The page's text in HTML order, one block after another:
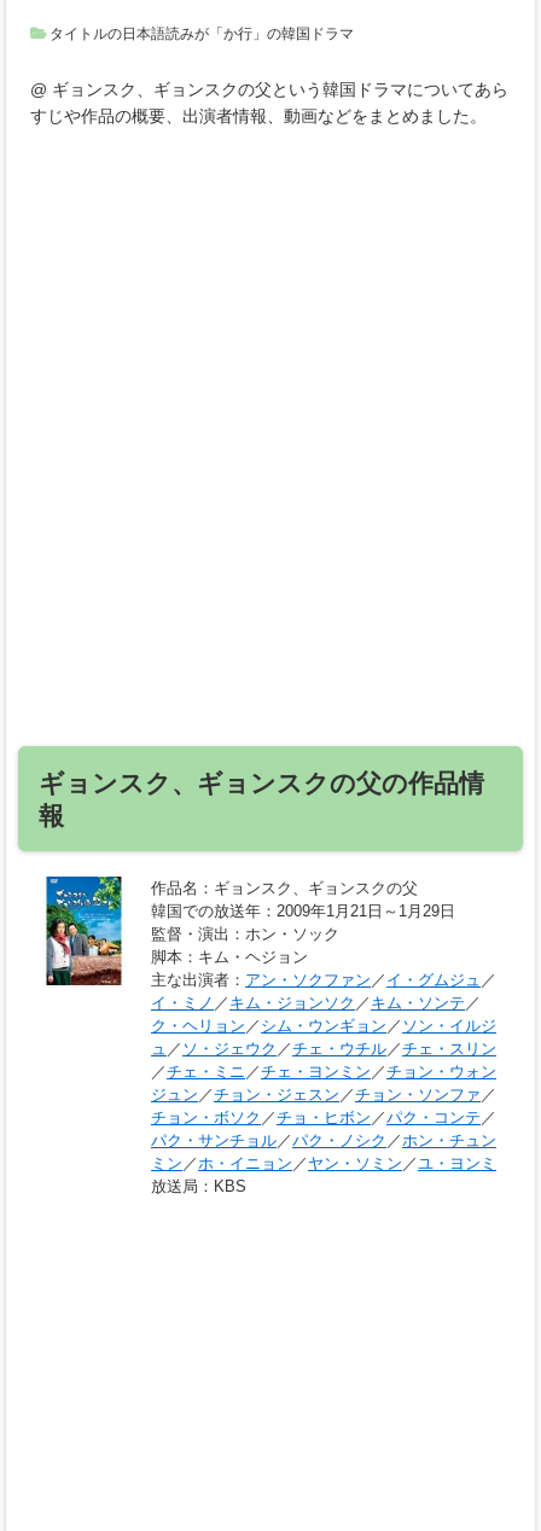
タイトルの日本語読みが「か行」の韓国ドラマ
@ ギョンスク、ギョンスクの父という韓国ドラマについてあら
すじや作品の概要、出演者情報、動画などをまとめました。
ギョンスク、ギョンスクの父の作品情
報
作品名 ：ギョンスク、ギョンスクの父
韓国での放送年 ：2009年1月21日～1月29日
監督・演出 ：ホン・ソック
脚本 ：キム・ヘジョン
主な出演者 ： アン・ソクファン ／ イ・グムジュ ／
イ・ミノ ／ キム・ジョンソク ／ キム・ソンテ ／
ク・ヘリョン ／ シム・ウンギョン ／ ソン・イルジ
ュ ／ ソ・ジェウク ／チェ・ウチル／チェ・スリン
／チェ・ミニ ／チェ・ヨンミン ／チョン・ウォン
ジュン ／チョン・ジェスン ／チョン・ソンファ ／
チョン・ボソク ／チョ・ヒボン ／パク・コンテ ／
パク・サンチョル／パク・ノシク ／ホン・チュン
ミン ／ホ・イニョン ／ ヤン・ソミン ／ユ・ヨンミ
放送局 ：KBS